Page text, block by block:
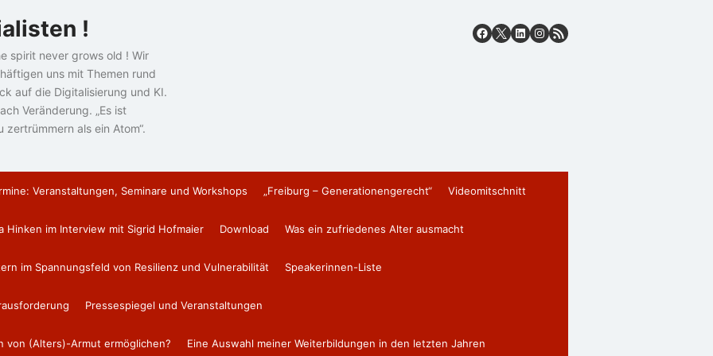
!
spirit never grows old ! Wir
uns mit Themen rund
auf die Digitalisierung und KI.
Veränderung. „Es ist
als ein Atom“.
Veranstaltungen, Seminare und Workshops „Freiburg – Generationengerecht“ Videomitschnitt
Hinken im Interview mit Sigrid Hofmaier Download Was ein zufriedenes Alter ausmacht
im Spannungsfeld von Resilienz und Vulnerabilität Speakerinnen-Liste
Pressespiegel und Veranstaltungen
von (Alters)-Armut ermöglichen? Eine Auswahl meiner Weiterbildungen in den letzten Jahren